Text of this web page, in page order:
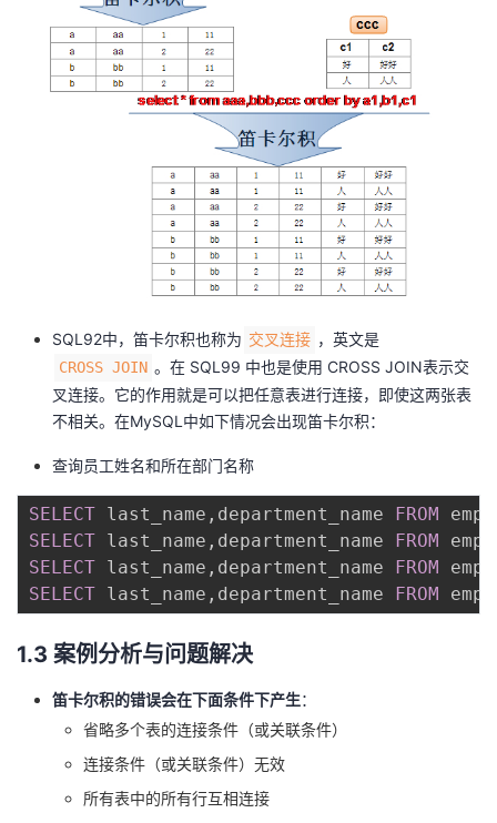
SQL92中，笛卡尔积也称为 交叉连接 ，英文是
CROSS JOIN 。在 SQL99 中也是使用 CROSS JOIN表示交
叉连接。它的作用就是可以把任意表进行连接，即使这两张表
不相关。在MySQL中如下情况会出现笛卡尔积：
查询员工姓名和所在部门名称
SELECT last_name , department_name FROM
SELECT last_name , department_name FROM
SELECT last_name , department_name FROM
SELECT last_name , department_name FROM
1.3 案例分析与问题解决
笛卡尔积的错误会在下面条件下产生：
省略多个表的连接条件（或关联条件）
连接条件（或关联条件）无效
所有表中的所有行互相连接